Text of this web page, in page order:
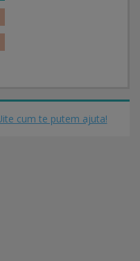
cum te putem ajuta!